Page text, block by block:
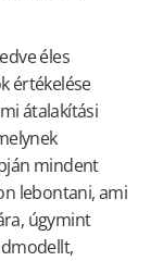
éles
értékelése
átalakítási
mindent
lebontani, ami
úgymint